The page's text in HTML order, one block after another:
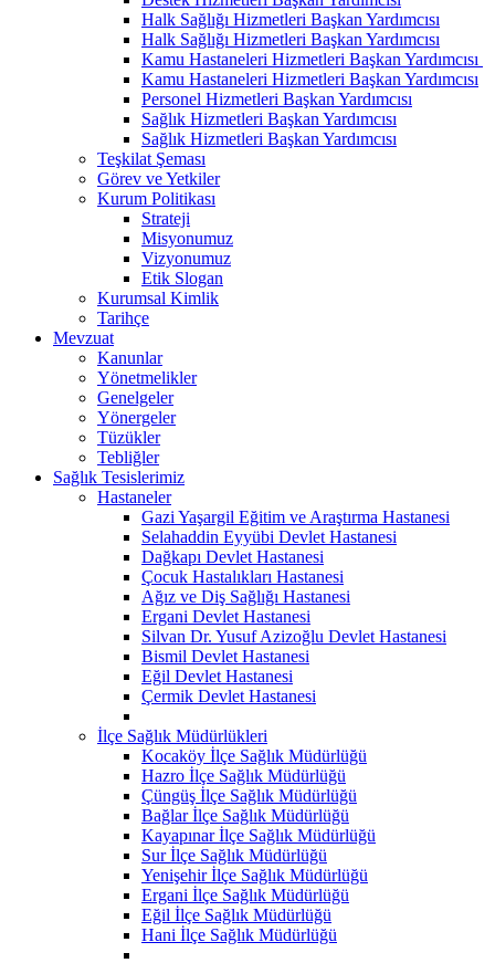
Halk Sağlığı Hizmetleri Başkan Yardımcısı
Halk Sağlığı Hizmetleri Başkan Yardımcısı
Kamu Hastaneleri Hizmetleri Başkan Yardımcısı ​
Kamu Hastaneleri Hizmetleri Başkan Yardımcısı
Personel Hizmetleri Başkan Yardımcısı
Sağlık Hizmetleri Başkan Yardımcısı
Sağlık Hizmetleri Başkan Yardımcısı
Teşkilat Şeması
Görev ve Yetkiler
Kurum Politikası
Strateji
Misyonumuz
Vizyonumuz
Etik Slogan
Kurumsal Kimlik
Tarihçe
Mevzuat
Kanunlar
Yönetmelikler
Genelgeler
Yönergeler
Tüzükler
Tebliğler
Sağlık Tesislerimiz
Hastaneler
Gazi Yaşargil Eğitim ve Araştırma Hastanesi
Selahaddin Eyyübi Devlet Hastanesi
Dağkapı Devlet Hastanesi
Çocuk Hastalıkları Hastanesi
Ağız ve Diş Sağlığı Hastanesi
Ergani Devlet Hastanesi
Silvan Dr. Yusuf Azizoğlu Devlet Hastanesi
Bismil Devlet Hastanesi
Eğil Devlet Hastanesi
Çermik Devlet Hastanesi
İlçe Sağlık Müdürlükleri
Kocaköy İlçe Sağlık Müdürlüğü
Hazro İlçe Sağlık Müdürlüğü
Çüngüş İlçe Sağlık Müdürlüğü
Bağlar İlçe Sağlık Müdürlüğü
Kayapınar İlçe Sağlık Müdürlüğü
Sur İlçe Sağlık Müdürlüğü
Yenişehir İlçe Sağlık Müdürlüğü
Ergani İlçe Sağlık Müdürlüğü
Eğil İlçe Sağlık Müdürlüğü
Hani İlçe Sağlık Müdürlüğü